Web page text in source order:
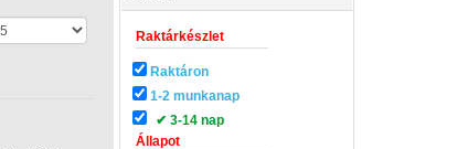
Raktárkészlet
Raktáron
1-2 munkanap
✔ 3-14 nap
Állapot